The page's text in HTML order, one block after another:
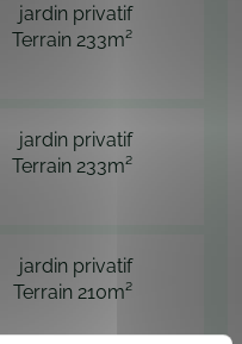
jardin privatif
Terrain 233m²
jardin privatif
Terrain 233m²
jardin privatif
Terrain 210m²